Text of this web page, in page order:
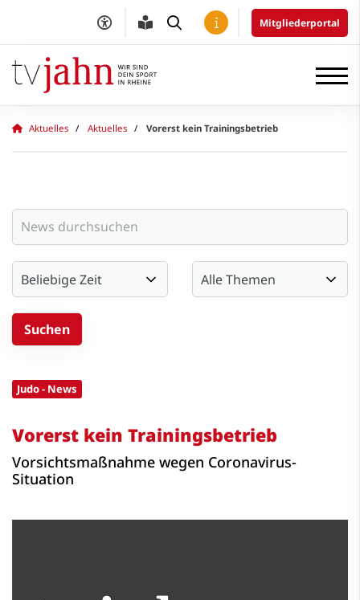
Mitgliederportal
Aktuelles Aktuelles Vorerst kein Trainingsbetrieb
Judo - News
Vorerst kein Trainingsbetrieb
Vorsichtsmaßnahme wegen Coronavirus-
Situation